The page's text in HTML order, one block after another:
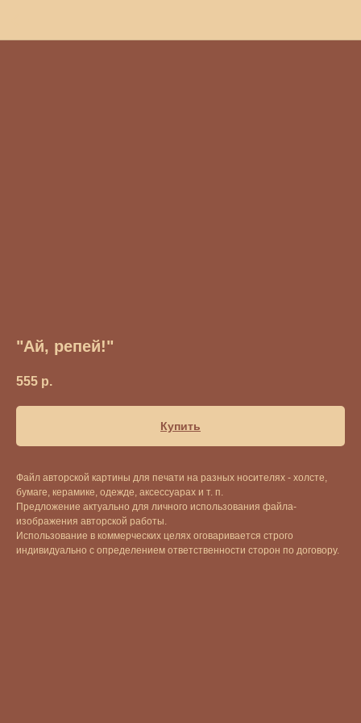
"Ай, репей!"
555 р.
Купить
Файл авторской картины для печати на разных носителях - холсте,
бумаге, керамике, одежде, аксессуарах и т. п.
Предложение актуально для личного использования файла-
изображения авторской работы.
Использование в коммерческих целях оговаривается строго
индивидуально с определением ответственности сторон по договору.